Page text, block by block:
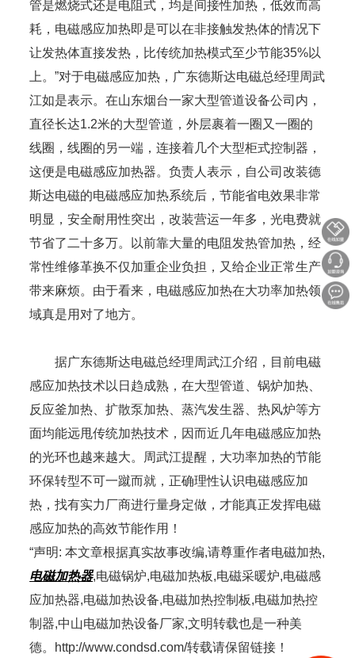
管是燃烧式还是电阻式，均是间接性加热，低效而高
耗，电磁感应加热即是可以在非接触发热体的情况下
让发热体直接发热，比传统加热模式至少节能35%以
上。”对于电磁感应加热，广东德斯达电磁总经理周武
江如是表示。在山东烟台一家大型管道设备公司内，
直径长达1.2米的大型管道，外层裹着一圈又一圈的
线圈，线圈的另一端，连接着几个大型柜式控制器，
这便是电磁感应加热器。负责人表示，自公司改装德
斯达电磁的电磁感应加热系统后，节能省电效果非常
明显，安全耐用性突出，改装营运一年多，光电费就
节省了二十多万。以前靠大量的电阻发热管加热，经
常性维修革换不仅加重企业负担，又给企业正常生产
带来麻烦。由于看来，电磁感应加热在大功率加热领
域真是用对了地方。
据广东德斯达电磁总经理周武江介绍，目前电磁
感应加热技术以日趋成熟，在大型管道、锅炉加热、
反应釜加热、扩散泵加热、蒸汽发生器、热风炉等方
面均能远甩传统加热技术，因而近几年电磁感应加热
的光环也越来越大。周武江提醒，大功率加热的节能
环保转型不可一蹴而就，正确理性认识电磁感应加
热，找有实力厂商进行量身定做，才能真正发挥电磁
感应加热的高效节能作用！
“声明: 本文章根据真实故事改编,请尊重作者电磁加热,
电磁加热器,电磁锅炉,电磁加热板,电磁采暖炉,电磁感
应加热器,电磁加热设备,电磁加热控制板,电磁加热控
制器,中山电磁加热设备厂家,文明转载也是一种美
德。http://www.condsd.com/转载请保留链接！